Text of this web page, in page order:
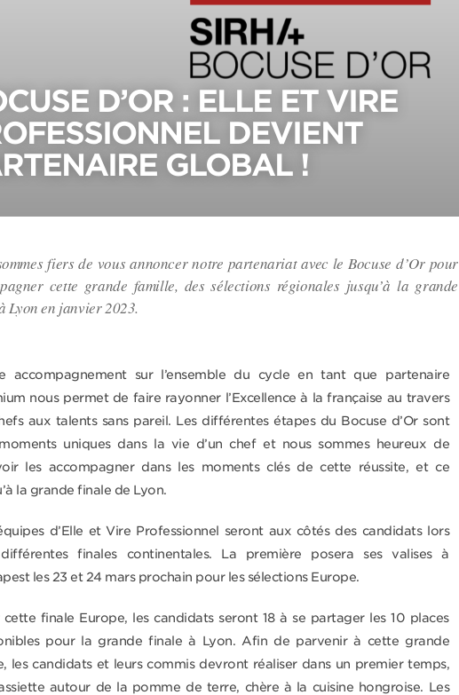
D’OR : ELLE ET VIRE
DEVIENT
GLOBAL !
fiers de vous annoncer notre partenariat avec le Bocuse d’Or pour
cette grande famille, des sélections régionales jusqu’à la grande
Lyon en janvier 2023.
accompagnement sur l’ensemble du cycle en tant que partenaire
nous permet de faire rayonner l’Excellence à la française au travers
aux talents sans pareil. Les différentes étapes du Bocuse d’Or sont
uniques dans la vie d’un chef et nous sommes heureux de
les accompagner dans les moments clés de cette réussite, et ce
la grande finale de Lyon.
d’Elle et Vire Professionnel seront aux côtés des candidats lors
finales continentales. La première posera ses valises à
les 23 et 24 mars prochain pour les sélections Europe.
cette finale Europe, les candidats seront 18 à se partager les 10 places
pour la grande finale à Lyon. Afin de parvenir à cette grande
les candidats et leurs commis devront réaliser dans un premier temps,
autour de la pomme de terre, chère à la cuisine hongroise. Les